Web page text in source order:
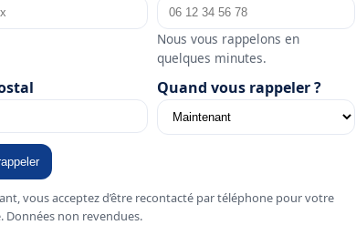
Nous vous rappelons en
quelques minutes.
Quand vous rappeler ?
vous acceptez d’être recontacté par téléphone pour votre
Données non revendues.